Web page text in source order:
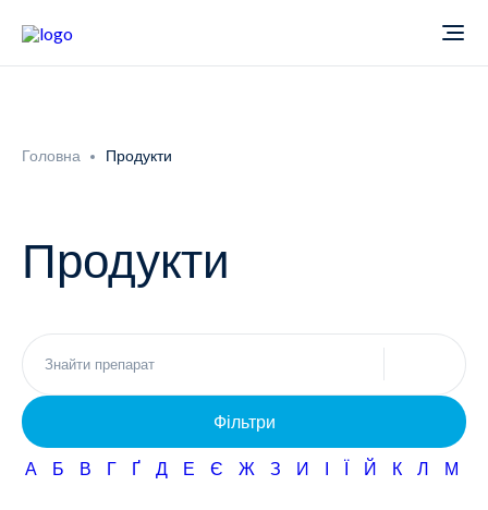
Новини
Неврологія
Фармаконагляд
Кар'єра
Головна Продукти
Продукти
Фільтри
А Б В Г Ґ Д Е Є Ж З И І Ї Й К Л М